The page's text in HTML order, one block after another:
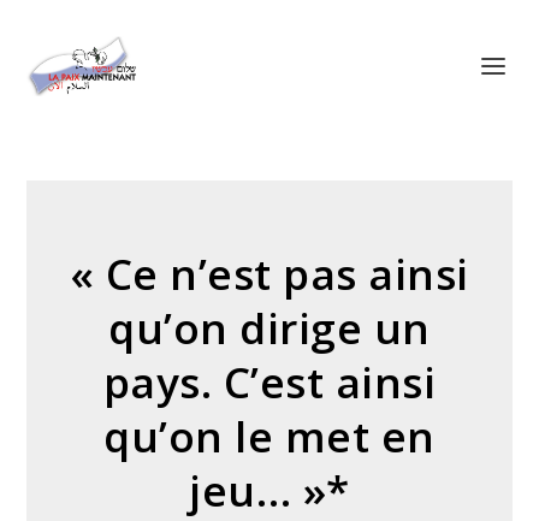
« Ce n’est pas ainsi
qu’on dirige un
pays. C’est ainsi
qu’on le met en
jeu… »*